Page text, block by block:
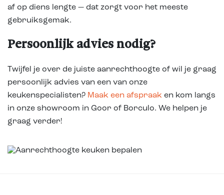
af op diens lengte — dat zorgt voor het meeste
gebruiksgemak.
Persoonlijk advies nodig?
Twijfel je over de juiste aanrechthoogte of wil je graag
persoonlijk advies van een van onze
keukenspecialisten? Maak een afspraak en kom langs
in onze showroom in Goor of Borculo. We helpen je
graag verder!